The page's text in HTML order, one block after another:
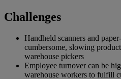
Challenges
Handheld scanners and
cumbersome, slowing
warehouse pickers
Employee turnover can be
warehouse workers to fulfill